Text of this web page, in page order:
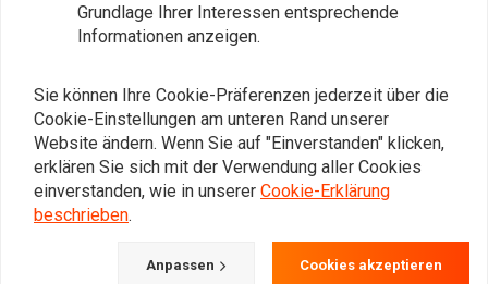
Fügen Sie Ihre Bewertung hinzu
Ähnliche Produkte
Grundlage Ihrer Interessen entsprechende
Informationen anzeigen.
Sie können Ihre Cookie-Präferenzen jederzeit über die
Cookie-Einstellungen am unteren Rand unserer
Website ändern. Wenn Sie auf "Einverstanden" klicken,
erklären Sie sich mit der Verwendung aller Cookies
einverstanden, wie in unserer Cookie-Erklärung
beschrieben.
Anpassen Cookies akzeptieren